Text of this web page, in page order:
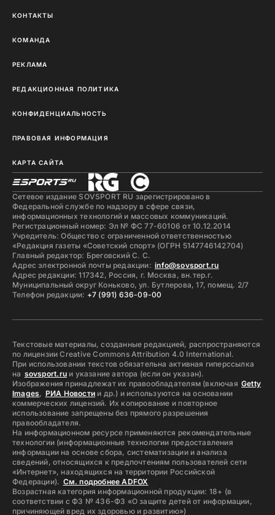
КОНТАКТЫ
КОМАНДА
РЕКЛАМА
РЕДАКЦИОННАЯ ПОЛИТИКА
КОНФИДЕНЦИАЛЬНОСТЬ
ПРАВОВАЯ ИНФОРМАЦИЯ
КАРТА САЙТА
Сетевое издание SOVSPORT RU зарегистрировано в
Федеральной службе по надзору в сфере связи,
информационных технологий и массовых коммуникаций.
Регистрационный номер: Эл № ФС 77-60106 от 10.12.2014
Учредитель: Общество с ограниченной ответственностью
«Редакция газеты «Советский спорт» (ОГРН 5147746142704)
Главный редактор: Бреговский С. С.
Адрес электронной почты редакции: info@sovsport.ru
Адрес редакции: 117342, Россия, г. Москва, вн.тер.г.
Муниципальный округ Коньково, ул. Бутлерова, 17, помещ. 2/7
Телефон редакции: +7 (991) 636-09-00
Текстовые материалы, созданные редакцией, распространяются
по лицензии Creative Commons Attribution 4.0 International.
При использовании текстов обязательна активная гиперссылка
на sovsport.ruи указание автора (если он указан).
Изображения принадлежат их правообладателям (включая Getty
Images, РИА Новости и др.) и используются на основании
коммерческих лицензий. Их копирование и повторное
использование запрещены без прямого разрешения
правообладателя.
На информационном ресурсе применяются рекомендательные
технологии (информационные технологии предоставления
информации на основе сбора, систематизации и анализа
сведений, относящихся к предпочтениям пользователей сети
«Интернет», находящихся на территории Российской
Федерации). См. подробнее ADFOX
Возрастная категория информационной продукции: 18+ (в
соответствии с ФЗ № 436-ФЗ «О защите детей от информации,
причиняющей вред их здоровью и развитию»)